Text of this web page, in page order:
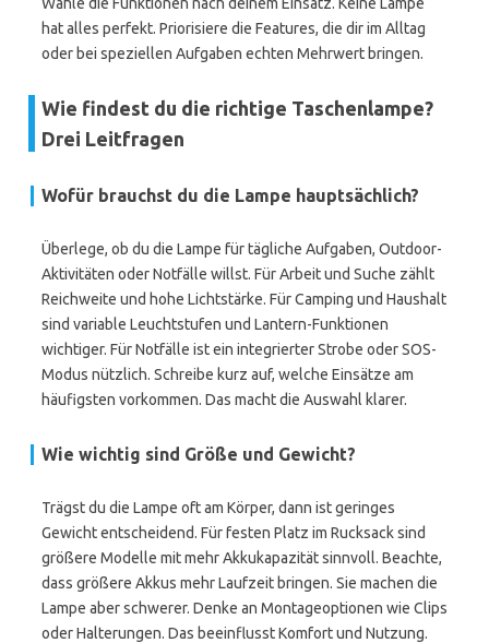
hat alles perfekt. Priorisiere die Features, die dir im Alltag
oder bei speziellen Aufgaben echten Mehrwert bringen.
Wie findest du die richtige Taschenlampe?
Drei Leitfragen
Wofür brauchst du die Lampe hauptsächlich?
Überlege, ob du die Lampe für tägliche Aufgaben, Outdoor-
Aktivitäten oder Notfälle willst. Für Arbeit und Suche zählt
Reichweite und hohe Lichtstärke. Für Camping und Haushalt
sind variable Leuchtstufen und Lantern-Funktionen
wichtiger. Für Notfälle ist ein integrierter Strobe oder SOS-
Modus nützlich. Schreibe kurz auf, welche Einsätze am
häufigsten vorkommen. Das macht die Auswahl klarer.
Wie wichtig sind Größe und Gewicht?
Trägst du die Lampe oft am Körper, dann ist geringes
Gewicht entscheidend. Für festen Platz im Rucksack sind
größere Modelle mit mehr Akkukapazität sinnvoll. Beachte,
dass größere Akkus mehr Laufzeit bringen. Sie machen die
Lampe aber schwerer. Denke an Montageoptionen wie Clips
oder Halterungen. Das beeinflusst Komfort und Nutzung.